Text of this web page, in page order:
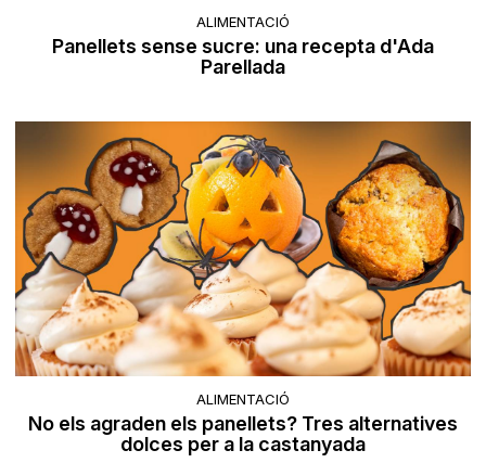
ALIMENTACIÓ
Panellets sense sucre: una recepta d'Ada
Parellada
ALIMENTACIÓ
No els agraden els panellets? Tres alternatives
dolces per a la castanyada